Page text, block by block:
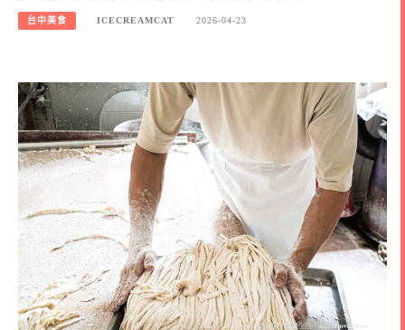
台中美食 ICECREAMCAT 2026-04-23